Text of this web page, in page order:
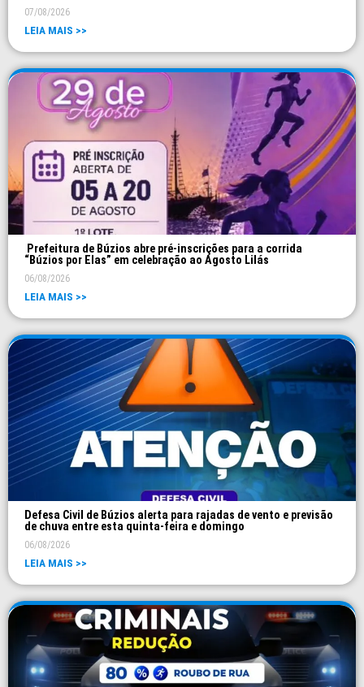
07/08/2026
LEIA MAIS >>
Prefeitura de Búzios abre pré-inscrições para a corrida
“Búzios por Elas” em celebração ao Agosto Lilás
06/08/2026
LEIA MAIS >>
Defesa Civil de Búzios alerta para rajadas de vento e previsão
de chuva entre esta quinta-feira e domingo
06/08/2026
LEIA MAIS >>